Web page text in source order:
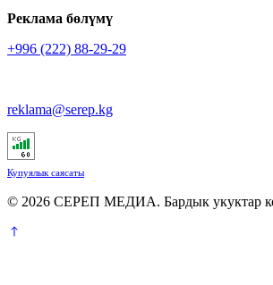
Реклама бөлүмү
+996 (222) 88-29-29
reklama@serep.kg
Купуялык саясаты
© 2026 СЕРЕП МЕДИА. Бардык укуктар